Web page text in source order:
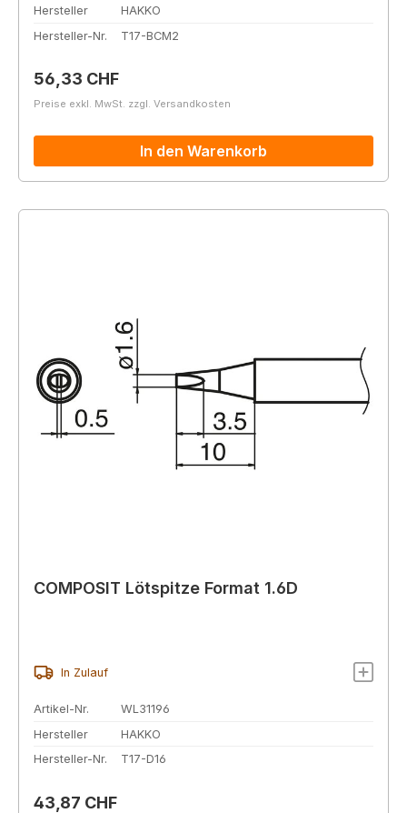
Hersteller
HAKKO
Hersteller-Nr.
T17-BCM2
Regulärer Preis:
56,33 CHF
Preise exkl. MwSt. zzgl. Versandkosten
In den Warenkorb
COMPOSIT Lötspitze Format 1.6D
In Zulauf
Artikel-Nr.
WL31196
Hersteller
HAKKO
Hersteller-Nr.
T17-D16
Regulärer Preis:
43,87 CHF